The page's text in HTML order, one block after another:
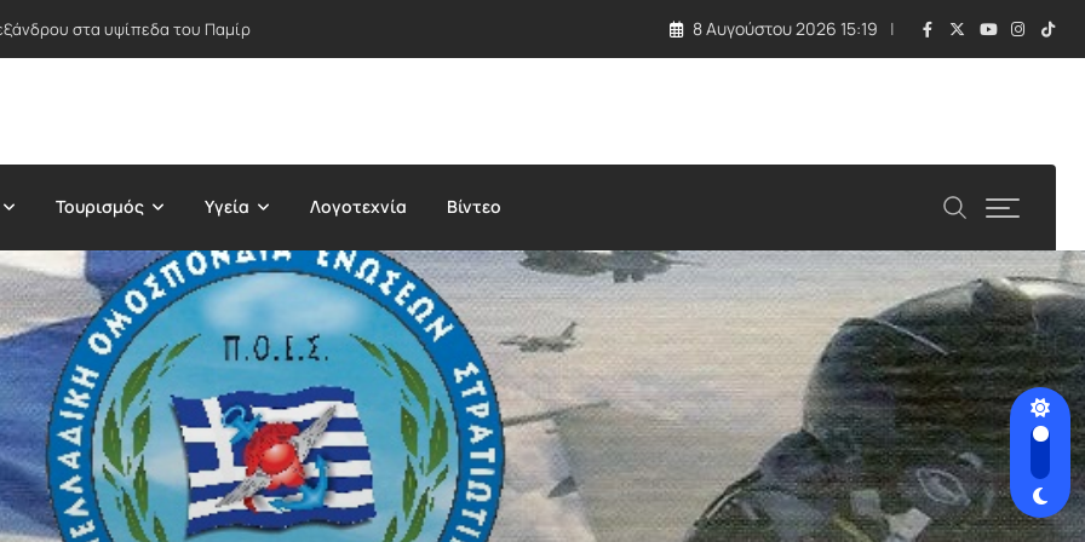
στα υψίπεδα του Παμίρ 8 Αυγούστου 2026 15:19
Τουρισμός Υγεία Λογοτεχνία Βίντεο